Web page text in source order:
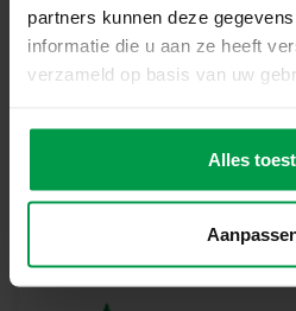
partners kunnen deze
informatie die u aan ze heeft
verzameld op basis van uw
Alles
Nähgarn
Einzigartige Eigenschaften
funkelndes Ergebnis
Farbtönen
Fördert die Feinmotorik,
Ähnliche
Plakatfarbe